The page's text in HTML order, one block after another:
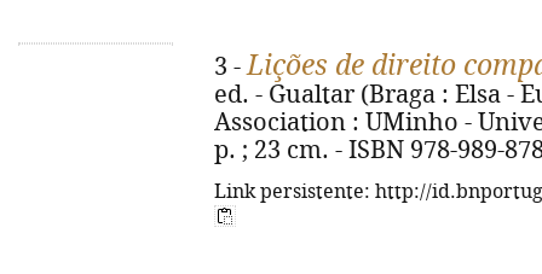
3 -Lições de direito
ed. - Gualtar (Braga : Elsa -
Association : UMinho -
p. ; 23 cm. - ISBN 978-989-
Link persistente: http://